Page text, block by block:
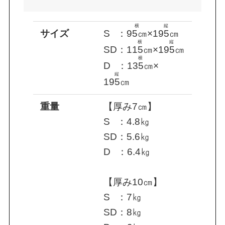
サイズ S ： 95㎝
横
×195㎝
縦
SD： 115㎝
横
×195㎝
縦
D ： 135㎝
横
×
195㎝
縦
重量
【厚み7㎝】
S
：4.8㎏
SD：5.6㎏
D
：6.4㎏
【厚み10㎝】
S
：7㎏
SD：8㎏